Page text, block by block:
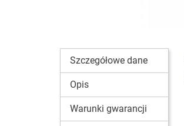
Szczegółowe dane
Opis
Warunki gwarancji